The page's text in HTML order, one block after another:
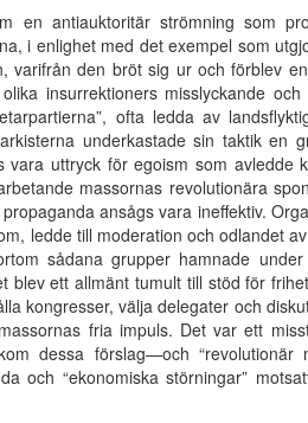
en antiauktoritär strömning som
i enlighet med det exempel som
varifrån den bröt sig ur och förblev
insurrektioners misslyckande
ofta ledda av
underkastade sin taktik en
uttryck för egoism som avledde
massornas revolutionära
ansågs vara ineffektiv.
ledde till moderation och odlandet
sådana grupper hamnade under
blev ett allmänt tumult till stöd för
kongresser, välja delegater och
fria impuls. Det var ett
dessa förslag—och
och “ekonomiska störningar”